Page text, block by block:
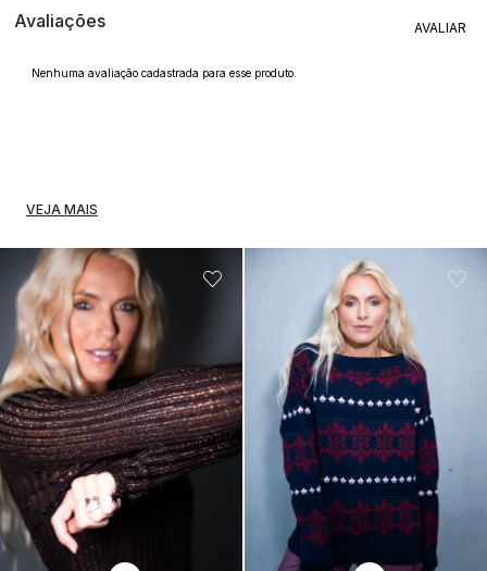
Avaliações
Nenhuma avaliação cadastrada para esse produto.
VEJA MAIS